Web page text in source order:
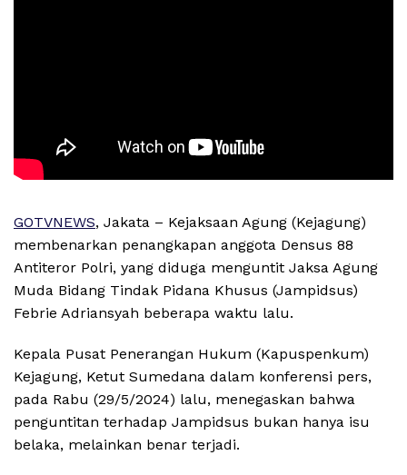
GOTVNEWS, Jakata – Kejaksaan Agung (Kejagung)
membenarkan penangkapan anggota Densus 88
Antiteror Polri, yang diduga menguntit Jaksa Agung
Muda Bidang Tindak Pidana Khusus (Jampidsus)
Febrie Adriansyah beberapa waktu lalu.
Kepala Pusat Penerangan Hukum (Kapuspenkum)
Kejagung, Ketut Sumedana dalam konferensi pers,
pada Rabu (29/5/2024) lalu, menegaskan bahwa
penguntitan terhadap Jampidsus bukan hanya isu
belaka, melainkan benar terjadi.